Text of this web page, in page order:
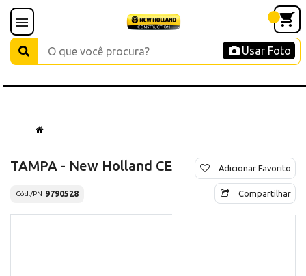
Usar Foto
TAMPA - New Holland CE
Cód./PN 9790528
Adicionar Favorito
Compartilhar